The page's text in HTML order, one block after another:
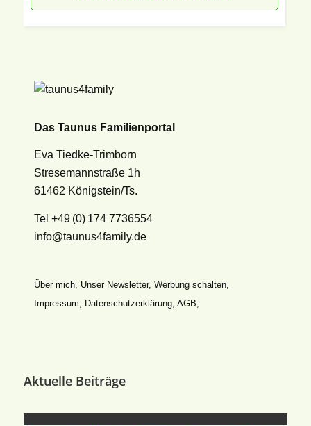
Das Taunus Familienportal
Eva Tiedke-Trimborn
Stresemannstraße 1h
61462 Königstein/Ts.
Tel +49 (0) 174 7736554
info@taunus4family.de
Über mich, Unser Newsletter, Werbung schalten,
Impressum, Datenschutz­erklärung, AGB,
Aktuelle Beiträge